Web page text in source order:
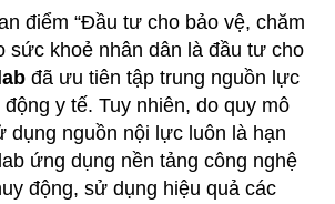
điểm “Đầu tư cho bảo vệ, chăm
sức khoẻ nhân dân là đầu tư cho
đã ưu tiên tập trung nguồn lực
y tế. Tuy nhiên, do quy mô
dụng nguồn nội lực luôn là hạn
ứng dụng nền tảng công nghệ
động, sử dụng hiệu quả các